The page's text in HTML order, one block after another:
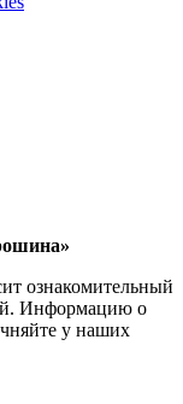
ознакомительный
Информацию о
у наших